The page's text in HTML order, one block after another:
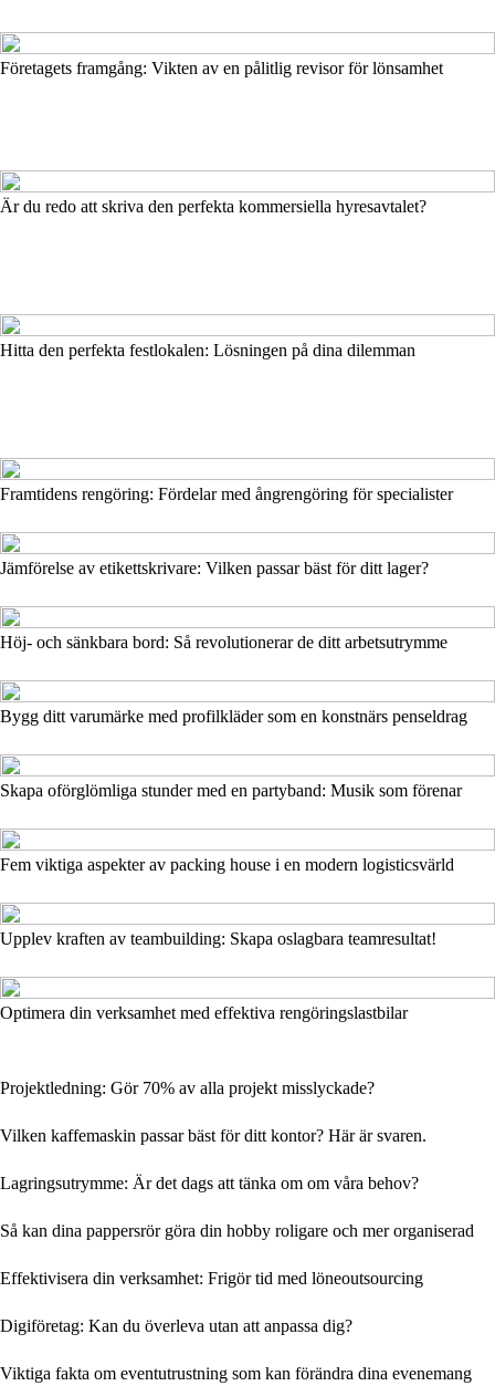
Företagets framgång: Vikten av en pålitlig revisor för lönsamhet
Är du redo att skriva den perfekta kommersiella hyresavtalet?
Hitta den perfekta festlokalen: Lösningen på dina dilemman
Framtidens rengöring: Fördelar med ångrengöring för specialister
Jämförelse av etikettskrivare: Vilken passar bäst för ditt lager?
Höj- och sänkbara bord: Så revolutionerar de ditt arbetsutrymme
Bygg ditt varumärke med profilkläder som en konstnärs penseldrag
Skapa oförglömliga stunder med en partyband: Musik som förenar
Fem viktiga aspekter av packing house i en modern logisticsvärld
Upplev kraften av teambuilding: Skapa oslagbara teamresultat!
Optimera din verksamhet med effektiva rengöringslastbilar
Projektledning: Gör 70% av alla projekt misslyckade?
Vilken kaffemaskin passar bäst för ditt kontor? Här är svaren.
Lagringsutrymme: Är det dags att tänka om om våra behov?
Så kan dina pappersrör göra din hobby roligare och mer organiserad
Effektivisera din verksamhet: Frigör tid med löneoutsourcing
Digiföretag: Kan du överleva utan att anpassa dig?
Viktiga fakta om eventutrustning som kan förändra dina evenemang